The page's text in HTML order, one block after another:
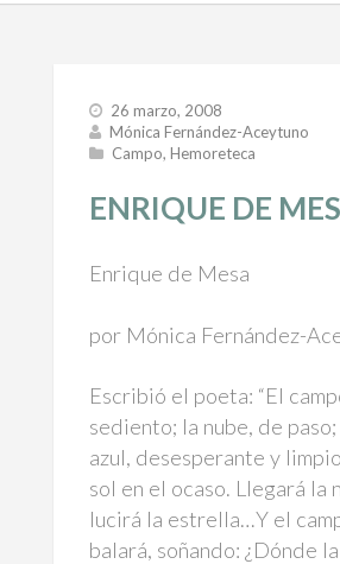
26 marzo, 2008
Mónica Fernández-Aceytuno
Campo, Hemoreteca
ENRIQUE DE
Enrique de Mesa
por Mónica Fernández-
Escribió el poeta: “El
sediento; la nube, de
azul, desesperante y
sol en el ocaso. Llegará la
lucirá la estrella…Y el
balará, soñando: ¿Dónde